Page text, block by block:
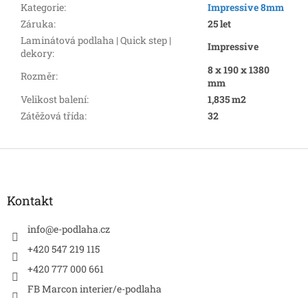
Kategorie:
Impressive 8mm
Záruka:
25 let
Laminátová podlaha | Quick step |
dekory:
Impressive
Rozměr:
8 x 190 x 1380
mm
Velikost balení:
1,835 m2
Zátěžová třída: 32
Kontakt
info@e-podlaha.cz
+420 547 219 115
+420 777 000 661
FB Marcon interier/e-podlaha